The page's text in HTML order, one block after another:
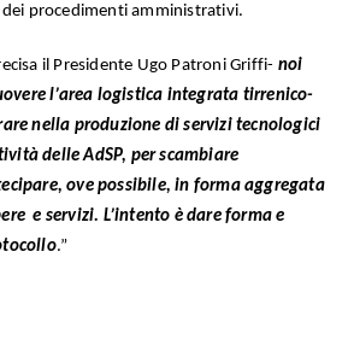
procedimenti amministrativi.
il Presidente Ugo Patroni Griffi- noi
l’area logistica integrata tirrenico-
nella produzione di servizi tecnologici
delle AdSP, per scambiare
ove possibile, in forma aggregata
e servizi. L’intento è dare forma e
.”